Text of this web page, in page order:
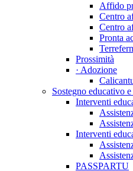
Affido
Centro
Centro
Pronta
Prossimità
· Adozione
Sostegno educativo
Interventi
Interventi
PASSPARTU